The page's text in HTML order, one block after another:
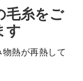
毛糸をご
す
熱が再熱して